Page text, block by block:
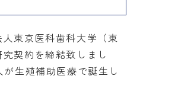
東京医科歯科大学（東
契約を締結致しまし
生殖補助医療で誕生し